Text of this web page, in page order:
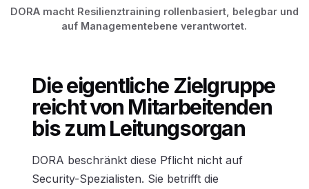
DORA macht Resilienztraining rollenbasiert, belegbar und
auf Managementebene verantwortet.
Die eigentliche Zielgruppe
reicht von Mitarbeitenden
bis zum Leitungsorgan
DORA beschränkt diese Pflicht nicht auf
Security-Spezialisten. Sie betrifft die